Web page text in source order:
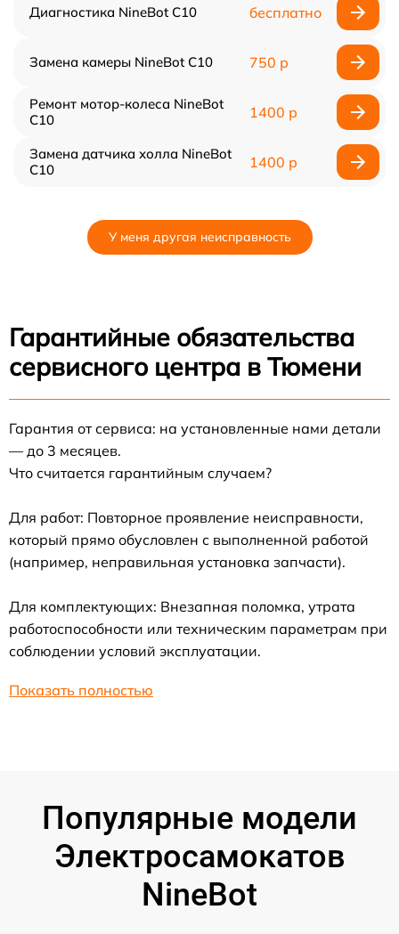
Диагностика NineBot С10 бесплатно
Замена камеры NineBot С10 750 р
Ремонт мотор-колеса NineBot
С10
1400 р
Замена датчика холла NineBot
С10
1400 р
У меня другая неисправность
Гарантийные обязательства
сервисного центра в Тюмени
Гарантия от сервиса: на установленные нами детали
— до 3 месяцев.
Что считается гарантийным случаем?
Для работ: Повторное проявление неисправности,
который прямо обусловлен с выполненной работой
(например, неправильная установка запчасти).
Для комплектующих: Внезапная поломка, утрата
работоспособности или техническим параметрам при
соблюдении условий эксплуатации.
Показать полностью
Популярные модели
Электросамокатов
NineBot